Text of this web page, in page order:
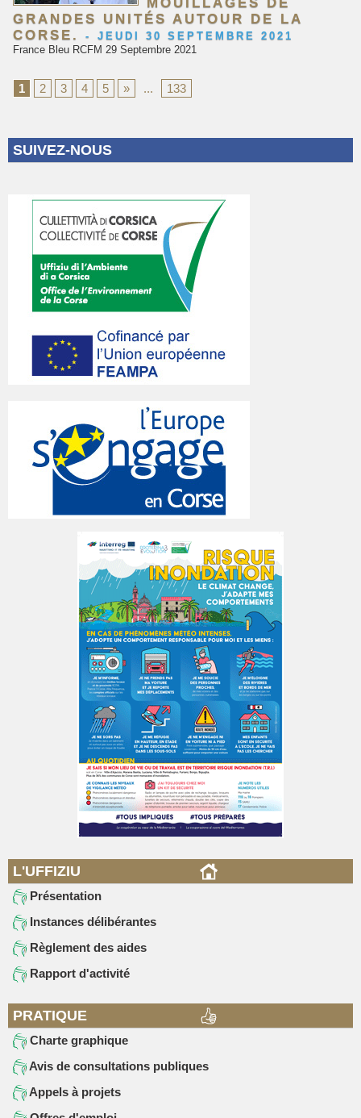
MOUILLAGES DE
GRANDES UNITÉS AUTOUR DE LA
CORSE.
-
JEUDI 30 SEPTEMBRE 2021
France Bleu RCFM 29 Septembre 2021
1 2 3 4 5 » ... 133
SUIVEZ-NOUS
L'UFFIZIU
Présentation
Instances délibérantes
Règlement des aides
Rapport d'activité
PRATIQUE
Charte graphique
Avis de consultations publiques
Appels à projets